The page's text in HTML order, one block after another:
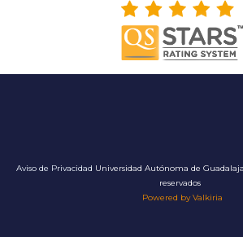
Aviso de Privacidad Universidad Autónoma de
reservados
Powered by Valkiria